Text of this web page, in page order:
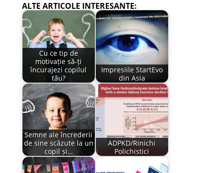
ALTE ARTICOLE INTERESANTE:
Cu ce tip de
motivație să-ți
încurajezi copilul
tău?
Impresiile StartEvo
din Asia
Semne ale încrederii
de sine scăzute la un
copil și…
ADPKD/Rinichi
Polichistici